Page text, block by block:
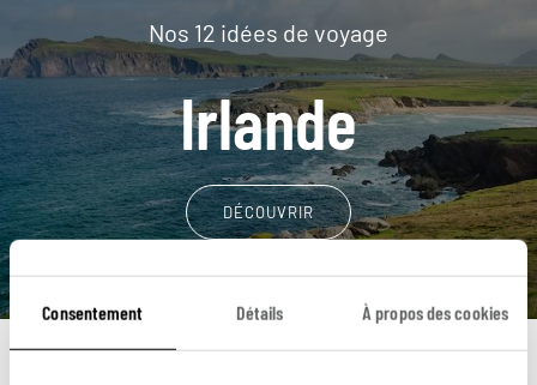
Consentement Détails À propos des cookies
Nos 12 idées de voyage
Irlande
DÉCOUVRIR